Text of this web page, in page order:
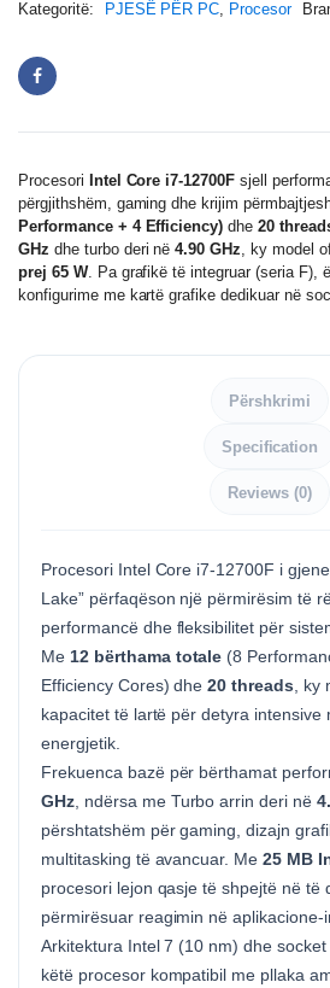
Kategoritë: PJESË PËR PC, Procesor
Procesori Intel Core i7-12700F sjell
përgjithshëm, gaming dhe krijim
Performance + 4 Efficiency) dhe20
GHz dhe turbo deri në4.90 GHz, ky model
prej 65 W. Pa grafikë të integruar (seria F),
konfigurime me kartë grafike dedikuar në
Përshkrimi
Specification
Reviews (0)
Procesori Intel Core i7-12700F i
Lake” përfaqëson një përmirësim të
performancë dhe fleksibilitet për
Me 12 bërthama totale (8
Efficiency Cores) dhe20 threads ,
kapacitet të lartë për detyra intensive
energjetik.
Frekuenca bazë për bërthamat
GHz, ndërsa me Turbo arrin deri në
përshtatshëm për gaming, dizajn
multitasking të avancuar. Me25 MB
procesori lejon qasje të shpejtë në të
përmirësuar reagimin në aplikacione-
Arkitektura Intel 7 (10 nm) dhe
këtë procesor kompatibil me pllaka